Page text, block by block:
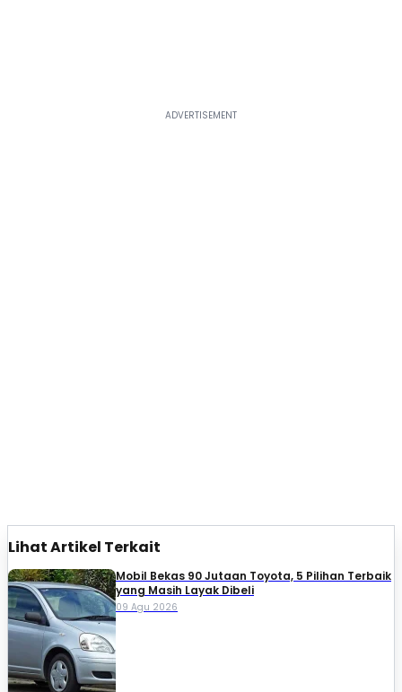
Lihat Artikel Terkait
Mobil Bekas 90 Jutaan Toyota, 5 Pilihan Terbaik
yang Masih Layak Dibeli
09 Agu 2026